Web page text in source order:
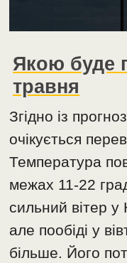
Якою буде
травня
Згідно із
очікується
Температура
межах 11-22
сильний вітер у
але пообіді у
більше. Його